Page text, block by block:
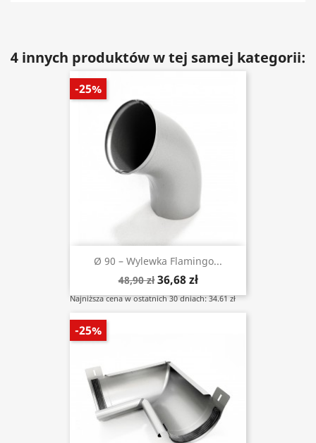
4 innych produktów w tej samej kategorii:
Ø 90 – Wylewka Flamingo...
48,90 zł 36,68 zł
Najniższa cena w ostatnich 30 dniach: 34.61 zł
-25%
-25%